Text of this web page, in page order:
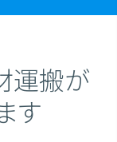
運搬が
す